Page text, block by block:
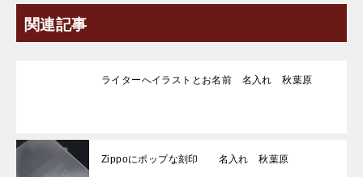
関連記事
ライターへイラストとお名前 名入れ 秋葉原
Zippoにポップな刻印 名入れ 秋葉原